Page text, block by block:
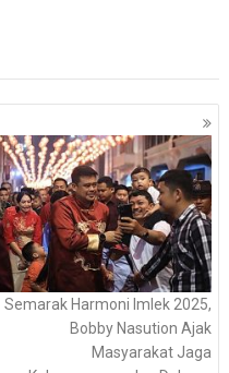
Semarak Harmoni Imlek 2025,
Bobby Nasution Ajak
Masyarakat Jaga